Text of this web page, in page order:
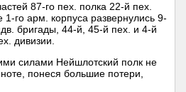
87-го пех. полка 22-й пех.
го арм. корпуса развернулись 9-
бригады, 44-й, 45-й пех. и 4-й
дивизии.
силами Нейшлотский полк не
понеся большие потери,